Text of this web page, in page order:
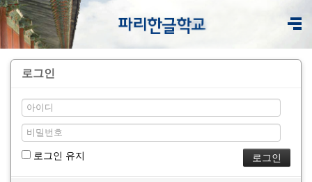
로그인
로그인 유지